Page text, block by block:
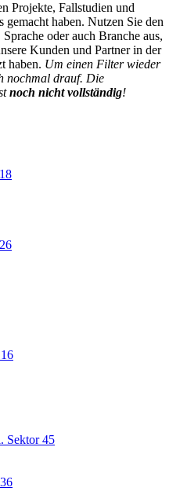
Projekte, Fallstudien und
haben. Nutzen Sie den
oder auch Branche aus,
Kunden und Partner in der
haben. Um einen Filter wieder
nochmal drauf. Die
noch nicht vollständig!
18
16
Sektor45
36